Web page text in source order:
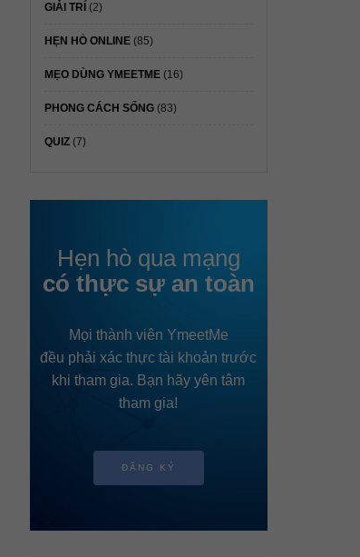
GIẢI TRÍ (2)
HẸN HÒ ONLINE(85)
MẸO DÙNG YMEETME(16)
PHONG CÁCH SỐNG(83)
QUIZ(7)
Hẹn hò qua mạng
có thực sự an toàn
Mọi thành viên YmeetMe
đều phải xác thực tài khoản trước
khi tham gia. Bạn hãy yên tâm
tham gia!
ĐĂNG KÝ